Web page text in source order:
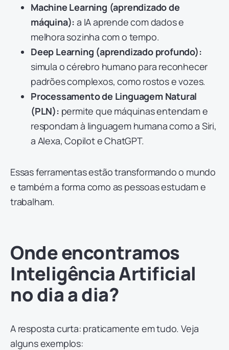
Machine Learning (aprendizado de
máquina): a IA aprende com dados e
melhora sozinha com o tempo.
Deep Learning (aprendizado profundo):
simula o cérebro humano para reconhecer
padrões complexos, como rostos e vozes.
Processamento de Linguagem Natural
(PLN): permite que máquinas entendam e
respondam à linguagem humana como a Siri,
a Alexa, Copilot e ChatGPT.
Essas ferramentas estão transformando o mundo
e também a forma como as pessoas estudam e
trabalham.
Onde encontramos
Inteligência Artificial
no dia a dia?
A resposta curta: praticamente em tudo. Veja
alguns exemplos: